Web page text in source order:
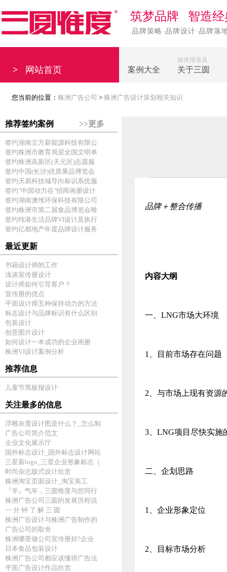
筑梦品牌 智造经
品牌策略·品牌设计·品牌落
> 网站首页 案例大全
媒体报道及
关于三圆
您当前的位置： 株洲广告公司 > 株洲广告设计策划相关知识
推荐签约案例 >>更多
签约湖南立方新能源科技有限公
签约株洲市教育局迎全国文明单
签约株洲高新区(天元区)志愿服
签约中国(长沙)优质果品博览会
签约天易科技城导向标识系统服
签约"中国动力谷"招商画册设计
签约湖南澳维环保科技有限公司
签约株洲市第二届食品博览会唯
签约纯港生活品牌VI设计及执行
签约亿都地产年度品牌设计服务
最近更新
书籍设计师的工作
浅谈宣传册设计
设计师如何引导客户？
宣传册的优点
平面设计师五种保持动力的方法
标志设计与品牌标识有什么区别
包装设计
创意图片设计
如何设计一本成功的企业画册
株洲VI设计案例分析
推荐信息
儿童节黑板报设计
关注最多的信息
浮雕灰度设计图是什么？_怎么制
广告公司简介范文
企业文化展示厅
国外标志设计_国外标志设计网站
三星新logo_三星企业形象标志（
时尚杂志版式设计欣赏
株洲淘宝页面设计_淘宝美工
『羊』气年，三圆惟度与您同行
株洲广告公司三圆的发展历程说
一 分 钟 了 解 三 圆
株洲广告设计与株洲广告制作的
广告公司的取舍
株洲哪里做公司宣传册好?企业
日本食品包装设计
株洲广告公司都应该懂得广告法
平面广告设计作品欣赏
品牌＋整合传播
内容大纲
一、LNG市场大环境
1、目前市场存在问题
2、与市场上现有资源
3、LNG项目尽快实施
二、企划思路
1、企业形象定位
2、目标市场分析